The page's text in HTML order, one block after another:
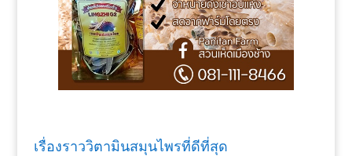
เรื่องราววิตามินสมุนไพรที่ดีที่สุด